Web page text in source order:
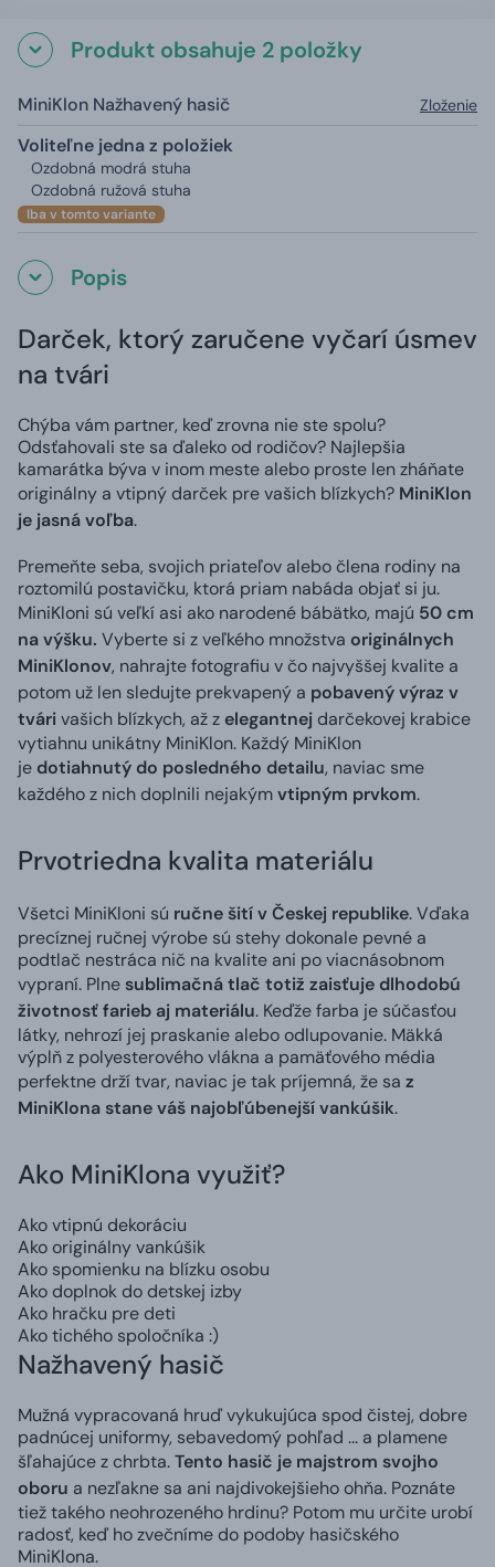
Produkt obsahuje 2 položky
MiniKlon Nažhavený hasič Zloženie
Voliteľne jedna z položiek
Ozdobná modrá stuha
Ozdobná ružová stuha
Iba v tomto variante
Popis
Darček, ktorý zaručene vyčarí úsmev
na tvári
Chýba vám partner, keď zrovna nie ste spolu?
Odsťahovali ste sa ďaleko od rodičov? Najlepšia
kamarátka býva v inom meste alebo proste len zháňate
originálny a vtipný darček pre vašich blízkych? MiniKlon
je jasná voľba.
Premeňte seba, svojich priateľov alebo člena rodiny na
roztomilú postavičku, ktorá priam nabáda objať si ju.
MiniKloni sú veľkí asi ako narodené bábätko, majú 50 cm
na výšku. Vyberte si z veľkého množstva originálnych
MiniKlonov, nahrajte fotografiu v čo najvyššej kvalite a
potom už len sledujte prekvapený a pobavený výraz v
tvárivašich blízkych, až z elegantnej darčekovej krabice
vytiahnu unikátny MiniKlon. Každý MiniKlon
je dotiahnutý do posledného detailu, naviac sme
každého z nich doplnili nejakýmvtipným prvkom.
Prvotriedna kvalita materiálu
Všetci MiniKloni sú ručne šití v Českej republike. Vďaka
precíznej ručnej výrobe sú stehy dokonale pevné a
podtlač nestráca nič na kvalite ani po viacnásobnom
vypraní. Plne sublimačná tlač totiž zaisťuje dlhodobú
životnosť farieb aj materiálu. Keďže farba je súčasťou
látky, nehrozí jej praskanie alebo odlupovanie. Mäkká
výplň z polyesterového vlákna a pamäťového média
perfektne drží tvar, naviac je tak príjemná, že sa z
MiniKlona stane váš najobľúbenejší vankúšik.
Ako MiniKlona využiť?
Ako vtipnú dekoráciu
Ako originálny vankúšik
Ako spomienku na blízku osobu
Ako doplnok do detskej izby
Ako hračku pre deti
Ako tichého spoločníka :)
Nažhavený hasič
Mužná vypracovaná hruď vykukujúca spod čistej, dobre
padnúcej uniformy, sebavedomý pohľad ... a plamene
šľahajúce z chrbta.Tento hasič je majstrom svojho
oboru a nezľakne sa ani najdivokejšieho ohňa. Poznáte
tiež takého neohrozeného hrdinu? Potom mu určite urobí
radosť, keď ho zvečníme do podoby hasičského
MiniKlona.